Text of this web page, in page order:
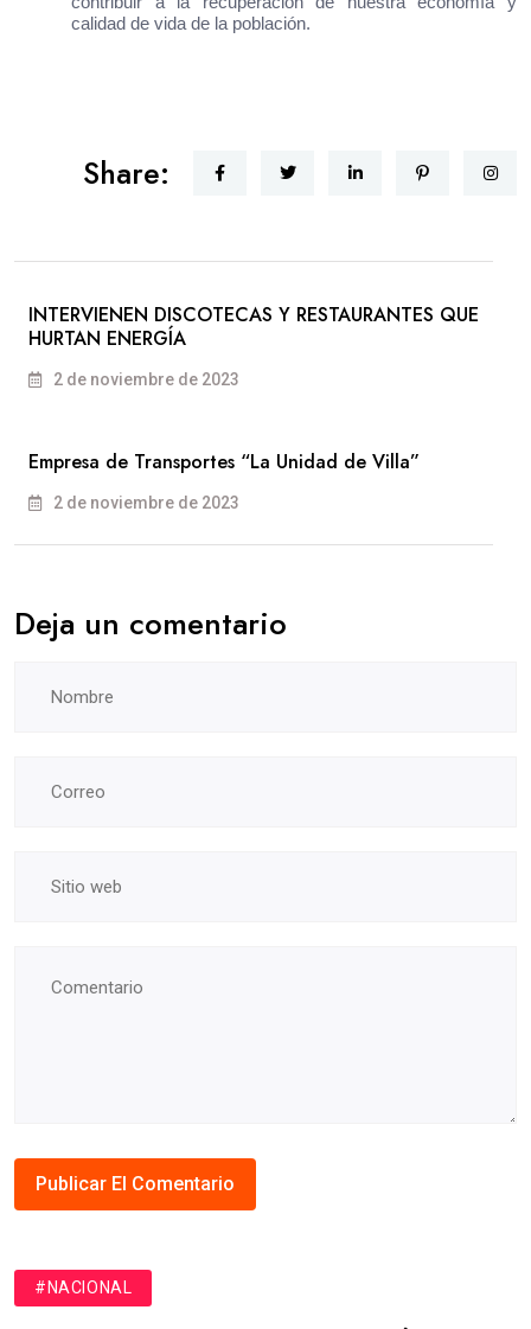
calidad de vida de la población.
Share:
INTERVIENEN DISCOTECAS Y RESTAURANTES QUE
HURTAN ENERGÍA
2 de noviembre de 2023
Empresa de Transportes “La Unidad de Villa”
2 de noviembre de 2023
Deja un comentario
#NACIONAL